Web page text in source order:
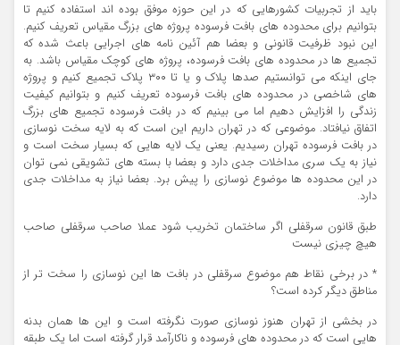
باید از تجربیات کشورهایی که در این حوزه موفق بوده اند استفاده کنیم تا
بتوانیم برای محدوده های بافت فرسوده پروژه های بزرگ مقیاس تعریف کنیم.
این نبود ظرفیت قانونی و بعضا هم آئین نامه های اجرایی باعث شده که
تجمیع ها در محدوده های بافت فرسوده، پروژه های کوچک مقیاس باشد. به
جای اینکه می توانستیم صدها پلاک و یا تا ۳۰۰ پلاک تجمیع کنیم و پروژه
های شاخصی در محدوده های بافت فرسوده تعریف کنیم و بتوانیم کیفیت
زندگی را افزایش دهیم اما می بینیم که در بافت فرسوده تجمیع های بزرگ
اتفاق نیافتاد. موضوعی که در تهران داریم این است که به لایه سخت نوسازی
در بافت فرسوده تهران رسیدیم. یعنی یک لایه هایی که بسیار سخت است و
نیاز به یک سری مداخلات جدی دارد و بعضا با بسته های تشویقی نمی توان
در این محدوده ها موضوع نوسازی را پیش برد. بعضا نیاز به مداخلات جدی
دارد.
طبق قانون سرقفلی اگر ساختمان تخریب شود عملا صاحب سرقفلی صاحب
هیچ چیزی نیست
* در برخی نقاط هم موضوع سرقفلی در بافت ها این نوسازی را سخت تر از
مناطق دیگر کرده است؟
در بخشی از تهران هنوز نوسازی صورت نگرفته است و این ها همان بدنه
هایی است که در محدوده های فرسوده و ناکارآمد قرار گرفته است اما یک طبقه